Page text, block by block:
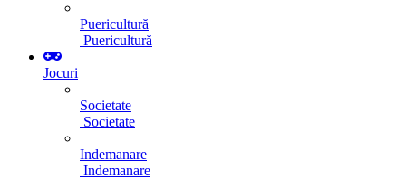
Puericultură
Puericultură
Jocuri
Societate
Societate
Indemanare
Indemanare